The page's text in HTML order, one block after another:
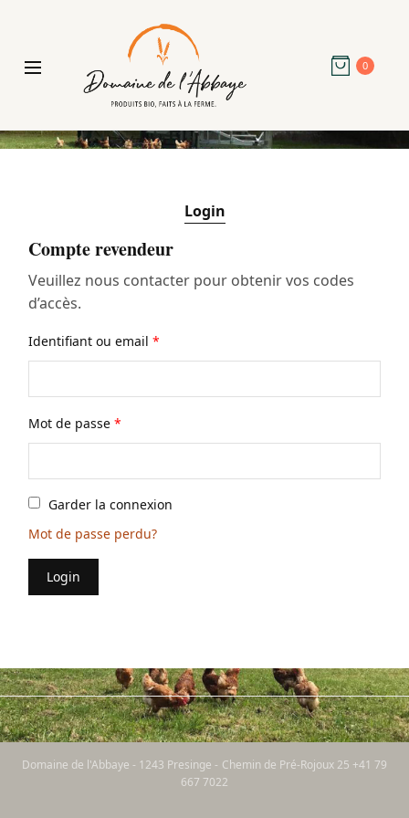
0
Login
Compte revendeur
Veuillez nous contacter pour obtenir vos codes
d’accès.
Identifiant ou email*
Mot de passe*
Garder la connexion
Mot de passe perdu?
Login
Domaine de l'Abbaye - 1243 Presinge - Chemin de Pré-Rojoux 25 +41 79
667 7022